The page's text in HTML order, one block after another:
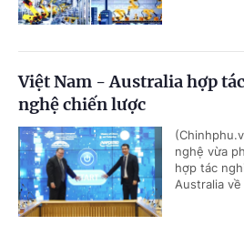
Việt Nam - Australia hợp
nghệ chiến lược
nghệ vừa
hợp tác
Australia